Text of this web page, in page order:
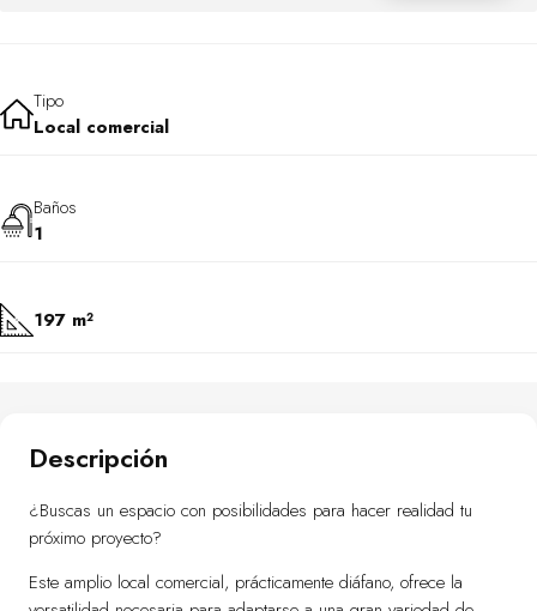
Tipo
Local comercial
Baños
1
197 m²
Descripción
¿Buscas un espacio con posibilidades para hacer realidad tu
próximo proyecto?
Este amplio local comercial, prácticamente diáfano, ofrece la